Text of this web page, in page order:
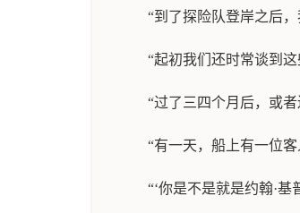
“到了探险队登岸之后
“起初我们还时常谈到
“过了三四个月后，或
“有一天，船上有一位
“‘你是不是就是约翰·基